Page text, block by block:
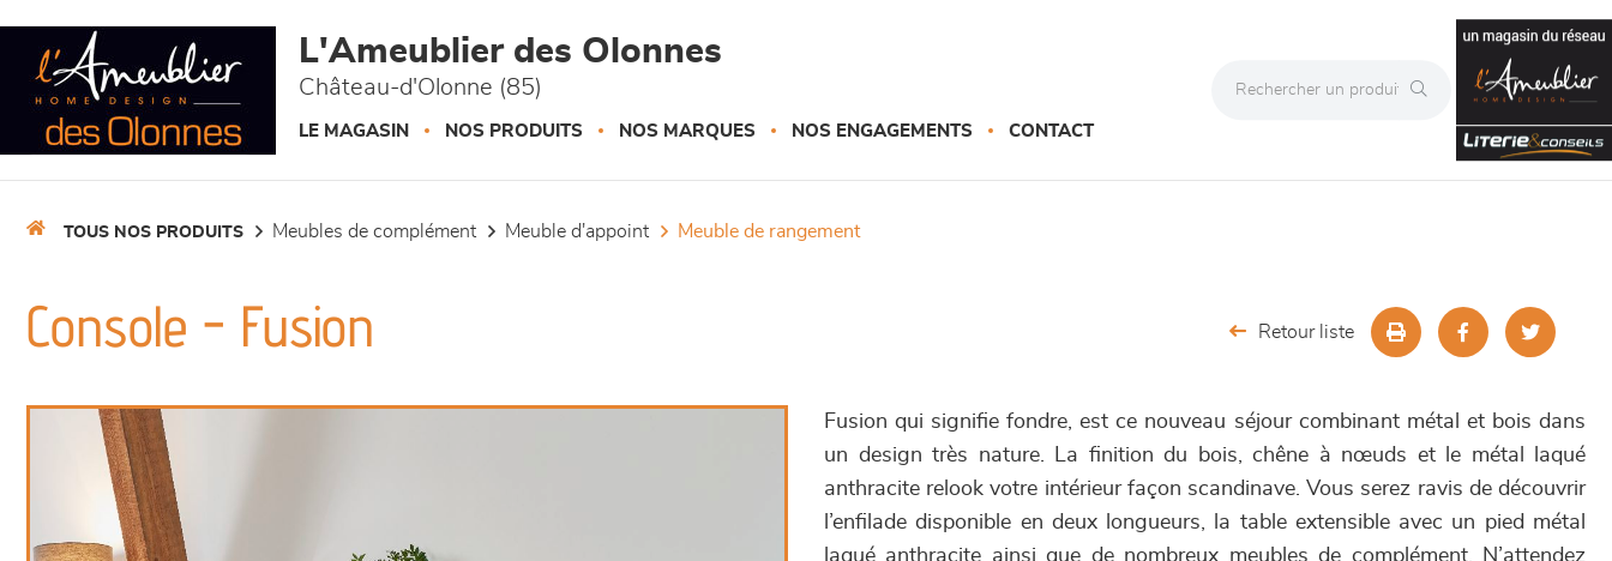
L'Ameublier des Olonnes
Château-d'Olonne (85)
LE MAGASIN NOS PRODUITS NOS MARQUES NOS ENGAGEMENTS CONTACT
TOUS NOS PRODUITS meubles de complément meuble d'appoint meuble de rangement
Console - Fusion Retour liste
Fusion qui signifie fondre, est ce nouveau séjour combinant métal et bois dans
un design très nature. La finition du bois, chêne à nœuds et le métal laqué
anthracite relook votre intérieur façon scandinave. Vous serez ravis de découvrir
l’enfilade disponible en deux longueurs, la table extensible avec un pied métal
laqué anthracite ainsi que de nombreux meubles de complément. N’attendez